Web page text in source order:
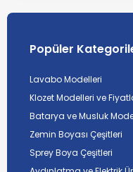
Popüler
Lavabo Modelleri
Klozet Modelleri ve
Batarya ve Musluk
Zemin Boyası Çeşitleri
Sprey Boya Çeşitleri